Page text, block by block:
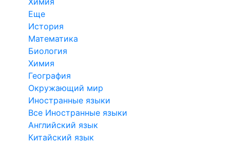
Еще
История
Математика
Биология
Химия
География
Окружающий мир
Иностранные языки
Все Иностранные языки
Английский язык
Китайский язык